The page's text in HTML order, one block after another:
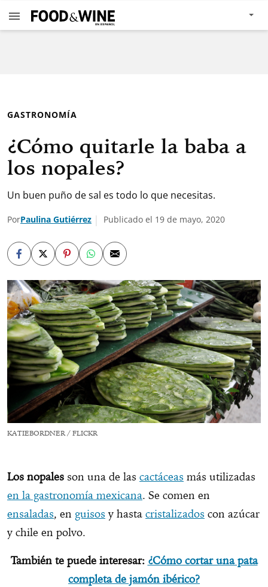
GASTRONOMÍA
¿Cómo quitarle la baba a
los nopales?
Un buen puño de sal es todo lo que necesitas.
PorPaulina Gutiérrez Publicado el 19 de mayo, 2020
KATIEBORDNER / FLICKR
Los nopales son una de las cactáceas más utilizadas
en la gastronomía mexicana. Se comen en
ensaladas, en guisos y hasta cristalizados con azúcar
y chile en polvo.
También te puede interesar: ¿Cómo cortar una pata
completa de jamón ibérico?